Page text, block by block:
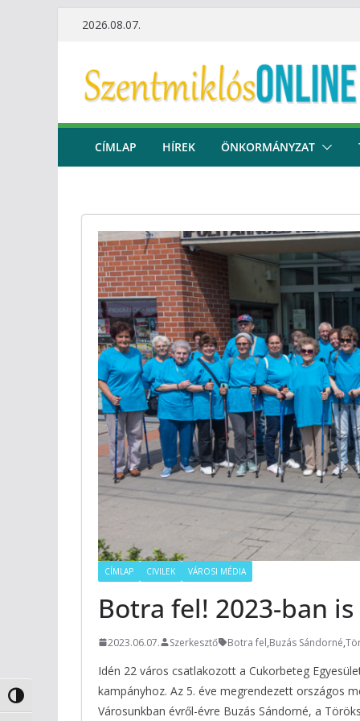
Nagy kontraszt váltása
2026.08.07.
CÍMLAP HÍREK ÖNKORMÁNYZAT
CÍMLAP CIVILEK VÁROSI MÉDIA
Botra fel! 2023-ban is
2023.06.07. Szerkesztő Botra fel,Buzás Sándorné,
Idén 22 város csatlakozott a Cukorbeteg
kampányhoz. Az 5. éve megrendezett országos
Városunkban évről-évre Buzás Sándorné, a